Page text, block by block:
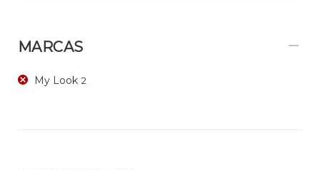
MARCAS
My Look 2